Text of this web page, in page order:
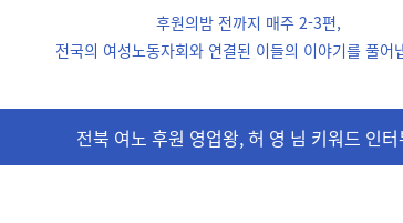
후원의밤 전까지 매주 2-3편,
전국의 여성노동자회와 연결된 이들의 이야기를 풀어
전북 여노 후원 영업왕, 허 영 님 키워드 인